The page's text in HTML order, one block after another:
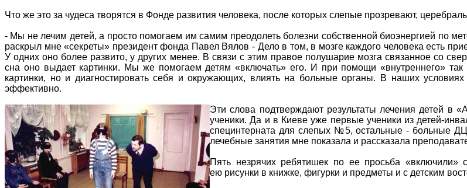
Что же это за чудеса творятся в Фонде развития человека, после которых слепые прозревают,
- Мы не лечим детей, а просто помогаем им самим преодолеть болезни собственной биоэнергией по
раскрыл мне «секреты» президент фонда Павел Вялов - Дело в том, в мозге каждого человека есть
У одних оно более развито, у других менее. В связи с этим правое полушарие мозга связанное со
сна оно выдает картинки. Мы же помогаем детям «включать» его. И при помощи «внутреннего»
картинки, но и диагностировать себя и окружающих, влиять на больные органы. В наших условиях
эффективно.
Эти слова подтверждают результаты лечения детей в
ученики. Да и в Киеве уже первые ученики из детей-
специнтерната для слепых №5, остальные - больные
лечебные занятия мне показала и рассказала
Пять незрячих ребятишек по ее просьба «включили»
ею рисунки в книжке, фигурки и предметы и с детским